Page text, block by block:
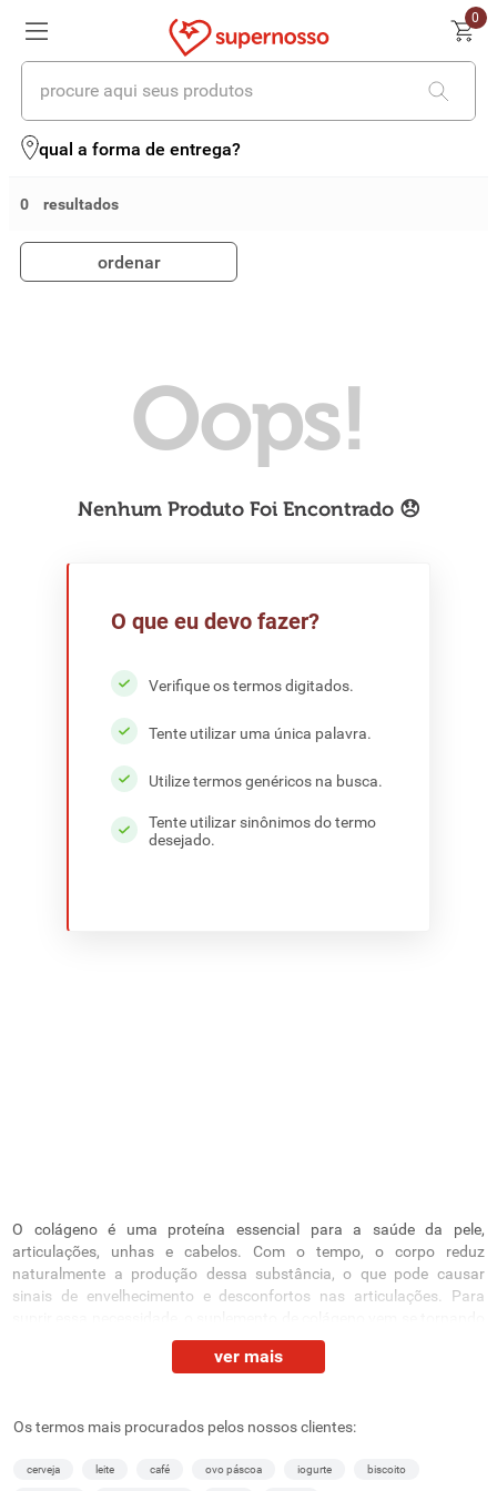
0
procure aqui seus produtos
qual a forma de entrega?
0
ordenar
Oops!
O que eu devo fazer?
Verifique os termos digitados.
Tente utilizar uma única palavra.
Utilize termos genéricos na busca.
Tente utilizar sinônimos do termo
desejado.
O colágeno é uma proteína essencial para a saúde da pele,
articulações, unhas e cabelos. Com o tempo, o corpo reduz
naturalmente a produção dessa substância, o que pode causar
sinais de envelhecimento e desconfortos nas articulações. Para
um aliado importante na rotina de quem busca bem-estar e
de colágeno hidrolisado em pó que se adaptam ao seu dia a dia com
Suplemento de colágeno: hidrolisado, vitaminas A,
ver mais
Os termos mais procurados pelos nossos clientes:
cerveja leite café ovo páscoa iogurte biscoito
termos mais buscados
cafe
detergente